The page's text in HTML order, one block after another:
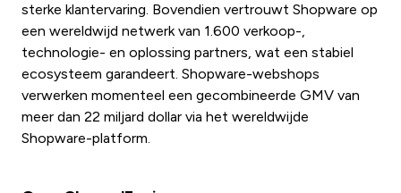
sterke klantervaring. Bovendien vertrouwt Shopware op
een wereldwijd netwerk van 1.600 verkoop-,
technologie- en oplossing partners, wat een stabiel
ecosysteem garandeert. Shopware-webshops
verwerken momenteel een gecombineerde GMV van
meer dan 22 miljard dollar via het wereldwijde
Shopware-platform.